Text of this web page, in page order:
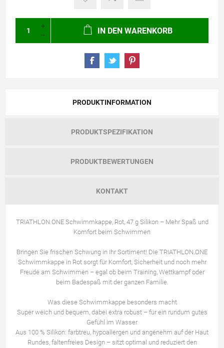
IN DEN WARENKORB
PRODUKTINFORMATION
PRODUKTSPEZIFIKATION
PRODUKTBEWERTUNGEN
KONTAKT
TRIATHLON.ONE Schwimmkappe, Rot, 47 g Silikon – Mehr Spaß und
Komfort beim Schwimmen
Bringen Sie frischen Schwung in Ihr Sortiment! Die TRIATHLON.ONE
Schwimmkappe in Rot sorgt für Komfort, Sicherheit und noch mehr
Freude am Schwimmen – egal ob beim Training, Wettkampf oder
beim Badespaß mit der ganzen Familie.
Was diese Schwimmkappe besonders macht
Super weich und bequem, dabei extra robust – für ein rundum gutes
Gefühl im Wasser
Aus 100 % Silikon: farbtreu, hypoallergen und angenehm auf der Haut
Rundes, faltenfreies Design – sitzt optimal und reduziert den